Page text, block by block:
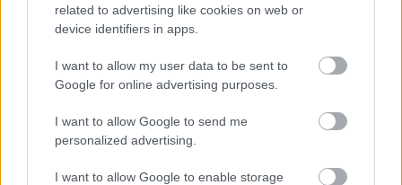
related to advertising like cookies on web or
device identifiers in apps.
I want to allow my user data to be sent to
Google for online advertising purposes.
I want to allow Google to send me
personalized advertising.
I want to allow Google to enable storage
A világ újra szembesült azzal, milyen törékeny a
béke, és milyen gyorsan válhat egy átlagos éjszaka
rémálommá. Ukrajna lakói továbbra is kitartanak, de
minden támadás újabb sebeket ejt – nemcsak az
országon, hanem az emberek lelkén is.
Szerinted meddig maradhat tétlen a nemzetközi
közösség, mielőtt valódi lépéseket tesz a konfliktus